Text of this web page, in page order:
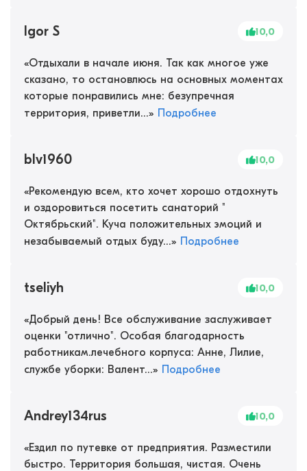
Igor S 10,0
«Отдыхали в начале июня. Так как многое уже
сказано, то остановлюсь на основных моментах
которые понравились мне: безупречная
территория, приветли...» Подробнее
blv1960 10,0
«Рекомендую всем, кто хочет хорошо отдохнуть
и оздоровиться посетить санаторий "
Октябрьский". Куча положительных эмоций и
незабываемый отдых буду...» Подробнее
tseliyh 10,0
«Добрый день! Все обслуживание заслуживает
оценки "отлично". Особая благодарность
работникам.лечебного корпуса: Анне, Лилие,
службе уборки: Валент...» Подробнее
Andrey134rus 10,0
«Ездил по путевке от предприятия. Разместили
быстро. Территория большая, чистая. Очень